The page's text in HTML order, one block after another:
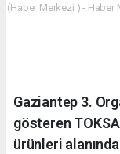
(Haber Merkezi ) - Haber
Gaziantep 3.
gösteren
ürünleri